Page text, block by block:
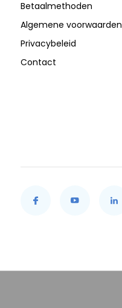
Betaalmethoden
Algemene voorwaarden
Privacybeleid
Contact